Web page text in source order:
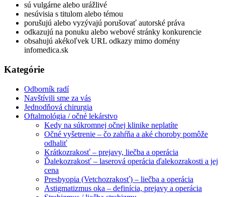
sú vulgárne alebo urážlivé
nesúvisia s titulom alebo témou
porušujú alebo vyzývajú porušovať autorské práva
odkazujú na ponuku alebo webové stránky konkurencie
obsahujú akékoľvek URL odkazy mimo domény
infomedica.sk
Kategórie
Odborník radí
Navštívili sme za vás
Jednodňová chirurgia
Oftalmológia / očné lekárstvo
Kedy na súkromnej očnej klinike neplatíte
Očné vyšetrenie – čo zahŕňa a aké choroby pomôže
odhaliť
Krátkozrakosť – prejavy, liečba a operácia
Ďalekozrakosť – laserová operácia ďalekozrakosti a jej
cena
Presbyopia (Vetchozrakosť) – liečba a operácia
Astigmatizmus oka – definícia, prejavy a operácia